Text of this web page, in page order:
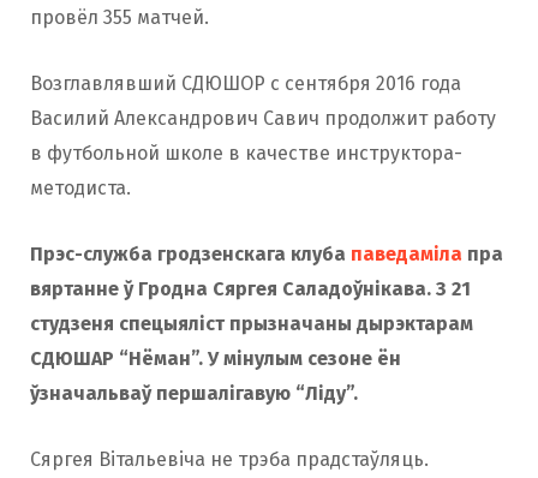
провёл 355 матчей.
Возглавлявший СДЮШОР с сентября 2016 года
Василий Александрович Савич продолжит работу
в футбольной школе в качестве инструктора-
методиста.
Прэс-служба гродзенскага клуба паведаміла пра
вяртанне ў Гродна Сяргея Саладоўнікава. З 21
студзеня спецыяліст прызначаны дырэктарам
СДЮШАР “Нёман”. У мінулым сезоне ён
ўзначальваў першалігавую “Ліду”.
Сяргея Вітальевіча не трэба прадстаўляць.